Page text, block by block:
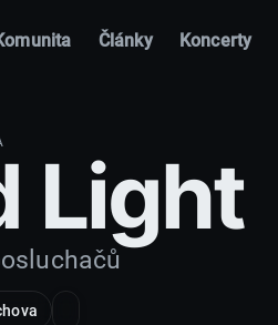
Články Koncerty
Light